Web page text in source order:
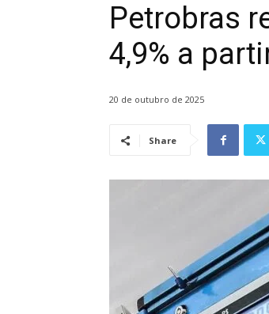
Petrobras
4,9% a
20 de outubro de 2025
Share